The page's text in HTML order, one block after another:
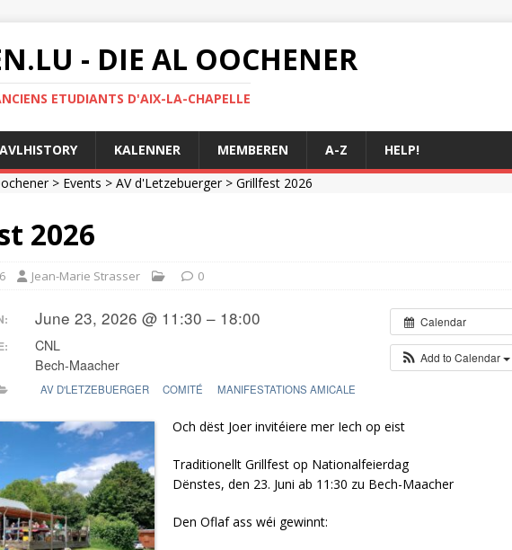
- DIE AL OOCHENER
ETUDIANTS D'AIX-LA-CHAPELLE
AVLHISTORY KALENNER MEMBEREN A-Z
HELP!
> Events > AV d'Letzebuerger> Grillfest 2026
2026
Jean-Marie Strasser 0
Calendar
Add to Calendar
June 23, 2026 @ 11:30 – 18:00
CNL
Bech-Maacher
AV D'LETZEBUERGER COMITÉ MANIFESTATIONS AMICALE
Och dëst Joer invitéiere mer Iech op eist
Traditionellt Grillfest op Nationalfeierdag
Dënstes, den 23. Juni ab 11:30 zu Bech-Maacher
Den Oflaf ass wéi gewinnt: